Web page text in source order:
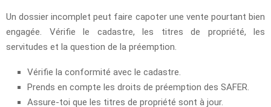
Un dossier incomplet peut faire capoter une vente pourtant bien
engagée. Vérifie le cadastre, les titres de propriété, les
servitudes et la question de la préemption.
Vérifie la conformité avec le cadastre.
Prends en compte les droits de préemption des SAFER.
Assure-toi que les titres de propriété sont à jour.